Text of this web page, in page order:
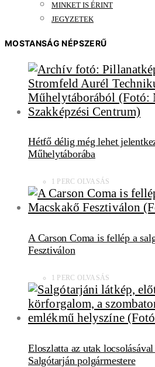
MINKET IS ÉRINT
JEGYZETEK
MOSTANSÁG NÉPSZERŰ
Hétfő délig még lehet
Műhelytáborába
1 PERC OLVASÁS
A Carson Coma is fellép a
Fesztiválon
1 PERC OLVASÁS
Eloszlatta az utak
Salgótarján polgármestere